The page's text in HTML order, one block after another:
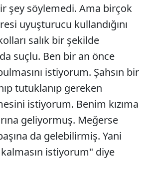
şey söylemedi. Ama birçok
uyuşturucu kullandığını
salık bir şekilde
suçlu. Ben bir an önce
istiyorum. Şahsın bir
tutuklanıp gereken
istiyorum. Benim kızıma
geliyormuş. Meğerse
da gelebilirmiş. Yani
istiyorum" diye